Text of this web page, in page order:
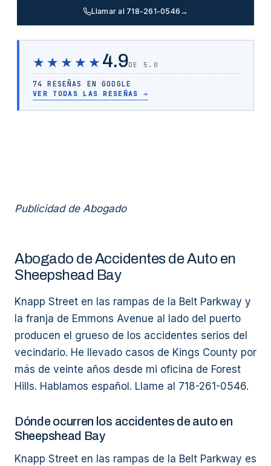
Llamar al 718-261-0546 →
★★★★★ 4.9DE 5.0
74 RESEÑAS EN GOOGLE
VER TODAS LAS RESEÑAS →
Publicidad de Abogado
Abogado de Accidentes de Auto en
Sheepshead Bay
Knapp Street en las rampas de la Belt Parkway y
la franja de Emmons Avenue al lado del puerto
producen el grueso de los accidentes serios del
vecindario. He llevado casos de Kings County por
más de veinte años desde mi oficina de Forest
Hills. Hablamos español. Llame al 718-261-0546.
Dónde ocurren los accidentes de auto en
Sheepshead Bay
Knapp Street en las rampas de la Belt Parkway es